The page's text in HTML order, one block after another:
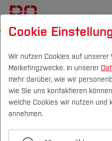
Campus Personen
Studium
Dezernat 1
Infos zur
Rechnung
Cookie
Wir nutzen Cookies auf unserer
Marketingzwecke. In unserer
mehr darüber, wie wir
wie Sie uns kontaktieren
welche Cookies wir nutzen und
annehmen.